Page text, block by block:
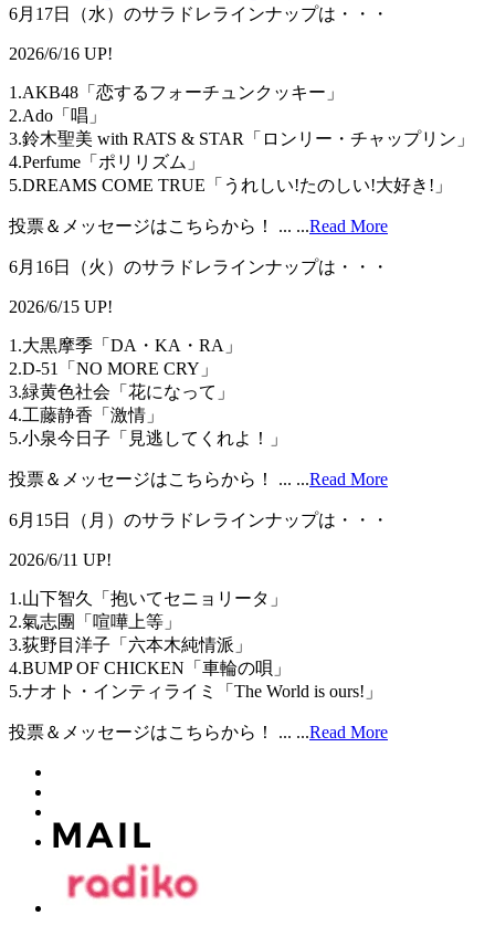
6月17日（水）のサラドレラインナップは・・・
2026/6/16 UP!
1.AKB48「恋するフォーチュンクッキー」
2.Ado「唱」
3.鈴木聖美 with RATS & STAR「ロンリー・チャップリン」
4.Perfume「ポリリズム」
5.DREAMS COME TRUE「うれしい!たのしい!大好き!」
投票＆メッセージはこちらから！ ... ...Read More
6月16日（火）のサラドレラインナップは・・・
2026/6/15 UP!
1.大黒摩季「DA・KA・RA」
2.D-51「NO MORE CRY」
3.緑黄色社会「花になって」
4.工藤静香「激情」
5.小泉今日子「見逃してくれよ！」
投票＆メッセージはこちらから！ ... ...Read More
6月15日（月）のサラドレラインナップは・・・
2026/6/11 UP!
1.山下智久「抱いてセニョリータ」
2.氣志團「喧嘩上等」
3.荻野目洋子「六本木純情派」
4.BUMP OF CHICKEN「車輪の唄」
5.ナオト・インティライミ「The World is ours!」
投票＆メッセージはこちらから！ ... ...Read More